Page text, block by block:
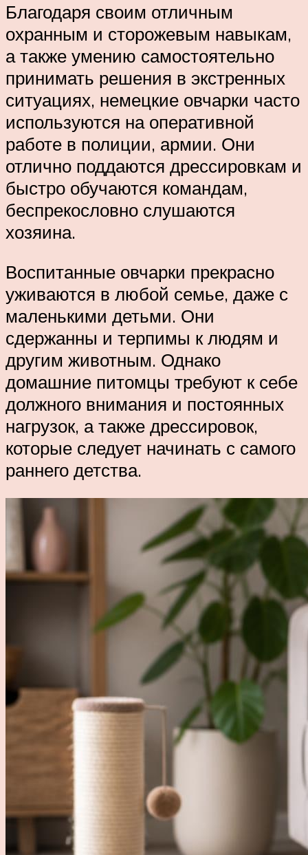
Благодаря своим отличным
охранным и сторожевым навыкам,
а также умению самостоятельно
принимать решения в экстренных
ситуациях, немецкие овчарки часто
используются на оперативной
работе в полиции, армии. Они
отлично поддаются дрессировкам и
быстро обучаются командам,
беспрекословно слушаются
хозяина.
Воспитанные овчарки прекрасно
уживаются в любой семье, даже с
маленькими детьми. Они
сдержанны и терпимы к людям и
другим животным. Однако
домашние питомцы требуют к себе
должного внимания и постоянных
нагрузок, а также дрессировок,
которые следует начинать с самого
раннего детства.